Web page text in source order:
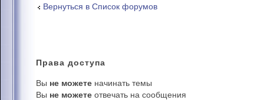
Вернуться в Список форумов
Права доступа
Вы не можете начинать темы
Вы не можете отвечать на сообщения